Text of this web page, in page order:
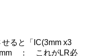
ると「IC(3mm x3
： これがLR必